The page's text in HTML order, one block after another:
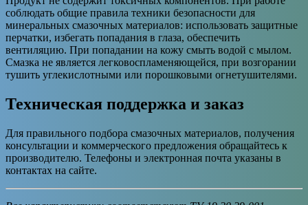
соблюдать общие правила техники безопасности для
минеральных смазочных материалов: использовать защитные
перчатки, избегать попадания в глаза, обеспечить
вентиляцию. При попадании на кожу смыть водой с мылом.
Смазка не является легковоспламеняющейся, при возгорании
тушить углекислотными или порошковыми огнетушителями.
Техническая поддержка и заказ
Для правильного подбора смазочных материалов, получения
консультации и коммерческого предложения обращайтесь к
производителю. Телефоны и электронная почта указаны в
контактах на сайте.